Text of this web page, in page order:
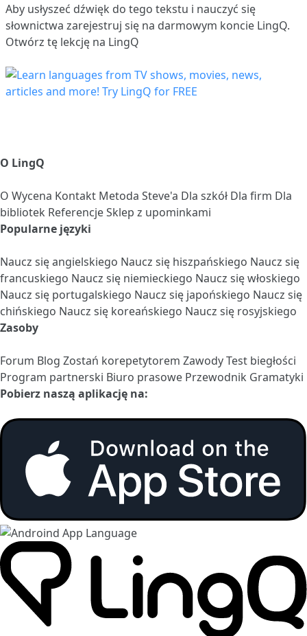
Aby usłyszeć dźwięk do tego tekstu i nauczyć się
słownictwa zarejestruj się na darmowym koncie LingQ.
Otwórz tę lekcję na LingQ
O LingQ
O Wycena Kontakt Metoda Steve'a Dla szkół Dla firm Dla
bibliotek ReferencjeSklep z upominkami
Popularne języki
Naucz się angielskiego Naucz się hiszpańskiego Naucz się
francuskiego Naucz się niemieckiego Naucz się włoskiego
Naucz się portugalskiego Naucz się japońskiego Naucz się
chińskiego Naucz się koreańskiego Naucz się rosyjskiego
Zasoby
Forum Blog Zostań korepetytorem ZawodyTest biegłości
Program partnerski Biuro prasowe Przewodnik Gramatyki
Pobierz naszą aplikację na: